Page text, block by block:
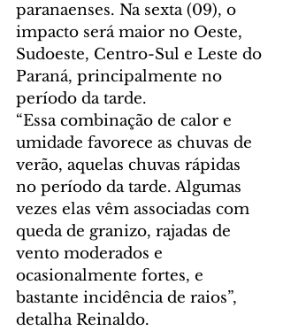
paranaenses. Na sexta (09), o
impacto será maior no Oeste,
Sudoeste, Centro-Sul e Leste do
Paraná, principalmente no
período da tarde.
“Essa combinação de calor e
umidade favorece as chuvas de
verão, aquelas chuvas rápidas
no período da tarde. Algumas
vezes elas vêm associadas com
queda de granizo, rajadas de
vento moderados e
ocasionalmente fortes, e
bastante incidência de raios”,
detalha Reinaldo.